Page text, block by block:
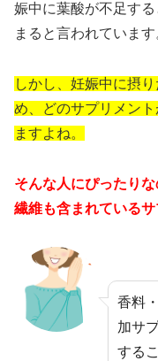
娠中に葉酸が不足す
まると言われています
しかし、妊娠中に摂
め、どのサプリメン
ますよね。
そんな人にぴったり
繊維も含まれている
香料
加サ
する